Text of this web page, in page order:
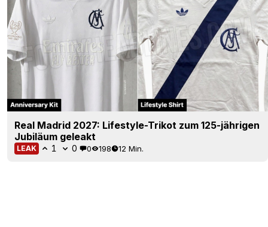
Real Madrid 2027: Lifestyle-Trikot zum 125-jährigen
Jubiläum geleakt
LEAK 1 0 0 198 12 Min.